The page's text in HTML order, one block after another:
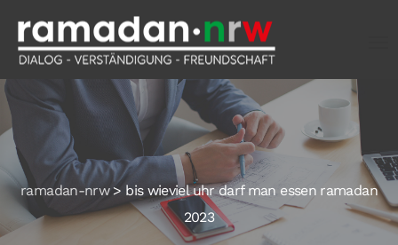
ramadan-nrw> bis wieviel uhr darf man essen ramadan
2023